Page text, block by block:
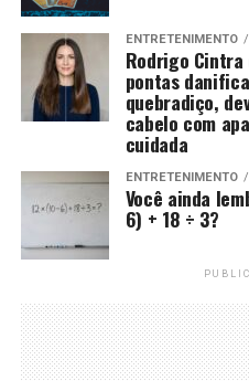
ENTRETENIMENTO
Rodrigo
pontas
quebradiço,
cabelo com
cuidada
ENTRETENIMENTO
Você ainda
6) + 18 ÷ 3?